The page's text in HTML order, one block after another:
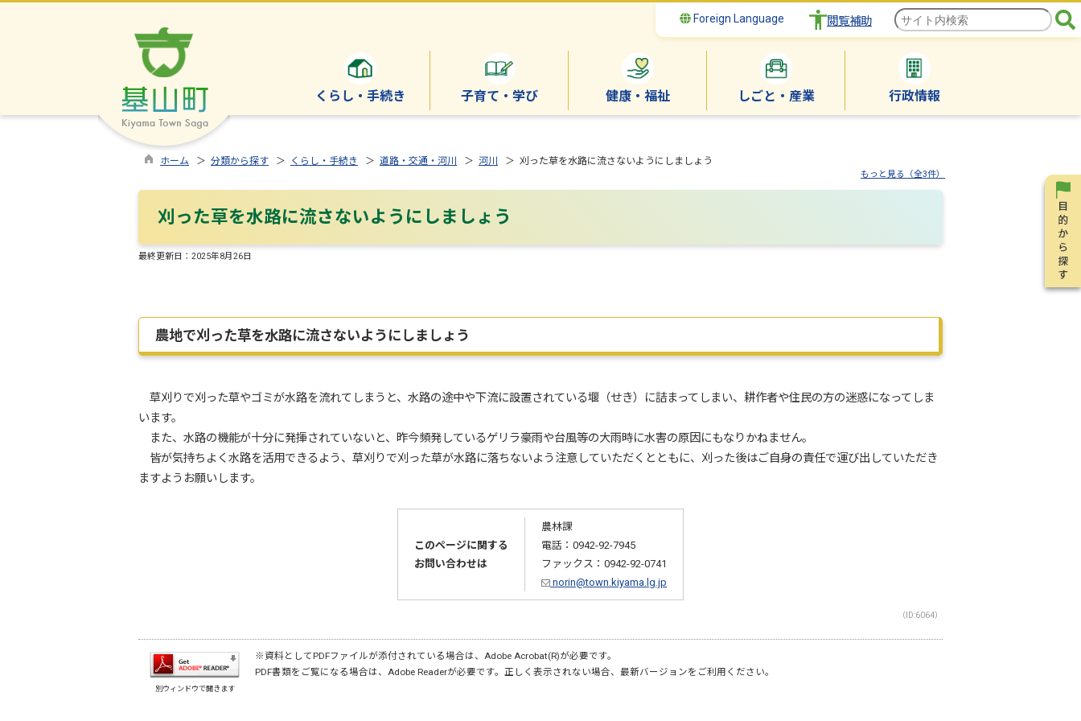
Foreign Language 閲覧補助
くらし・手続き 子育て・学び 健康・福祉 しごと・産業 行政情報
ホーム ＞ 分類から探す ＞ くらし・手続き ＞ 道路・交通・河川 ＞ 河川 ＞ 刈った草を水路に流さないようにしましょう
もっと見る（全3件）
刈った草を水路に流さないようにしましょう
最終更新日： 2025年8月26日
農地で刈った草を水路に流さないようにしましょう
草刈りで刈った草やゴミが水路を流れてしまうと、水路の途中や下流に設置されている堰（せき）に詰まってしまい、耕作者や住民の方の迷惑になってしま
います。
また、水路の機能が十分に発揮されていないと、昨今頻発しているゲリラ豪雨や台風等の大雨時に水害の原因にもなりかねません。
皆が気持ちよく水路を活用できるよう、草刈りで刈った草が水路に落ちないよう注意していただくとともに、刈った後はご自身の責任で運び出していただき
ますようお願いします。
このページに関する
お問い合わせは
農林課
電話：0942-92-7945
ファックス：0942-92-0741
norin@town.kiyama.lg.jp
（ID:6064）
別ウィンドウで開きます
※資料としてPDFファイルが添付されている場合は、Adobe Acrobat(R)が必要です。
PDF書類をご覧になる場合は、Adobe Readerが必要です。正しく表示されない場合、最新バージョンをご利用ください。